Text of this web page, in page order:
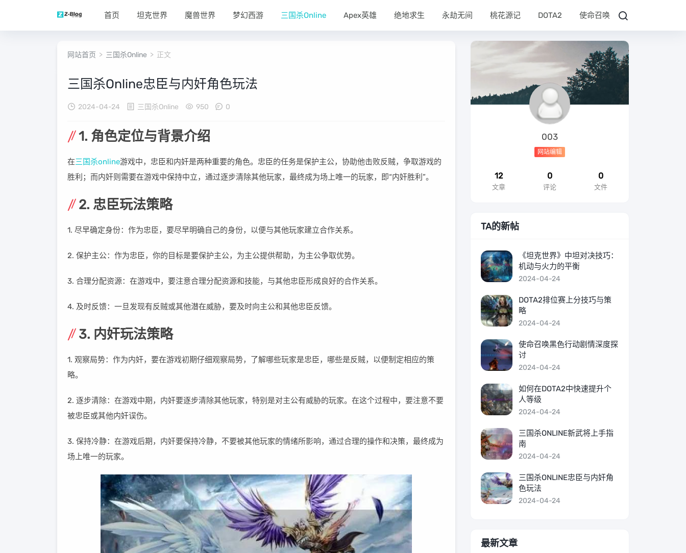
首页 坦克世界 魔兽世界 梦幻西游 三国杀Online Apex英雄 绝地求生 永劫无间 桃花源记 DOTA2 使命召唤
网站首页 > 三国杀Online > 正文
三国杀Online忠臣与内奸角色玩法
2024-04-24 三国杀Online 950 0
1. 角色定位与背景介绍
在三国杀online游戏中，忠臣和内奸是两种重要的角色。忠臣的任务是保护主公，协助他击败反贼，争取游戏的
胜利；而内奸则需要在游戏中保持中立，通过逐步清除其他玩家，最终成为场上唯一的玩家，即“内奸胜利”。
2. 忠臣玩法策略
1. 尽早确定身份：作为忠臣，要尽早明确自己的身份，以便与其他玩家建立合作关系。
2. 保护主公：作为忠臣，你的目标是要保护主公，为主公提供帮助，为主公争取优势。
3. 合理分配资源：在游戏中，要注意合理分配资源和技能，与其他忠臣形成良好的合作关系。
4. 及时反馈：一旦发现有反贼或其他潜在威胁，要及时向主公和其他忠臣反馈。
3. 内奸玩法策略
1. 观察局势：作为内奸，要在游戏初期仔细观察局势，了解哪些玩家是忠臣，哪些是反贼，以便制定相应的策
略。
2. 逐步清除：在游戏中期，内奸要逐步清除其他玩家，特别是对主公有威胁的玩家。在这个过程中，要注意不要
被忠臣或其他内奸误伤。
3. 保持冷静：在游戏后期，内奸要保持冷静，不要被其他玩家的情绪所影响，通过合理的操作和决策，最终成为
场上唯一的玩家。
003
网站编辑
12
文章
0
评论
0
文件
TA的新帖
《坦克世界》中坦对决技巧：
机动与火力的平衡
2024-04-24
DOTA2排位赛上分技巧与策
略
2024-04-24
使命召唤黑色行动剧情深度探
讨
2024-04-24
如何在DOTA2中快速提升个
人等级
2024-04-24
三国杀ONLINE新武将上手指
南
2024-04-24
三国杀ONLINE忠臣与内奸角
色玩法
2024-04-24
最新文章